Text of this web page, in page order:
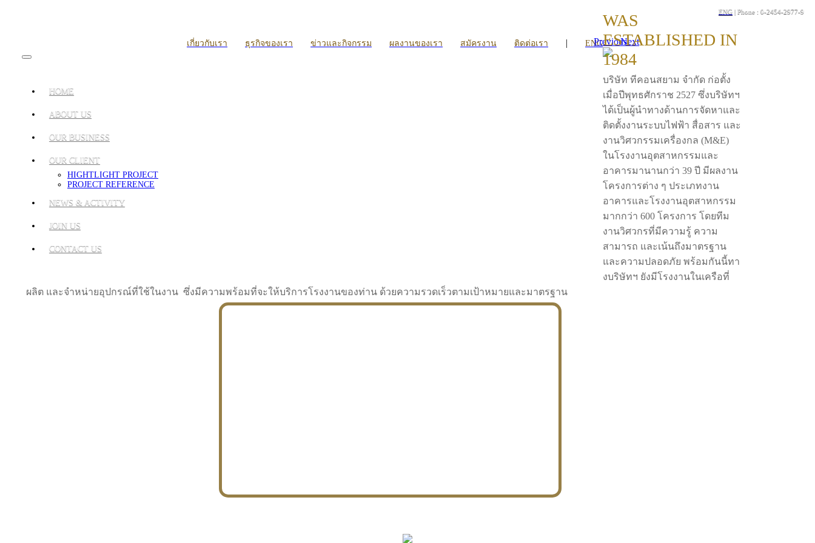
ENG | Phone : 0-2454-2977-9
เกี่ยวกับเรา ธุรกิจของเรา ข่าวและกิจกรรม ผลงานของเรา สมัครงาน ติดต่อเรา | ENG
HOME
ABOUT US
OUR BUSINESS
OUR CLIENT
HIGHTLIGHT PROJECT
PROJECT REFERENCE
NEWS & ACTIVITY
JOIN US
CONTACT US
PreviousNext
WAS
ESTABLISHED IN
1984
บริษัท ทีคอนสยาม จำกัด ก่อตั้ง
เมื่อปีพุทธศักราช 2527 ซึ่งบริษัทฯ
ได้เป็นผู้นำทางด้านการจัดหาและ
ติดตั้งงานระบบไฟฟ้า สื่อสาร และ
งานวิศวกรรมเครื่องกล (M&E)
ในโรงงานอุตสาหกรรมและ
อาคารมานานกว่า 39 ปี มีผลงาน
โครงการต่าง ๆ ประเภทงาน
อาคารและโรงงานอุตสาหกรรม
มากกว่า 600 โครงการ โดยทีม
งานวิศวกรที่มีความรู้ ความ
สามารถ และเน้นถึงมาตรฐาน
และความปลอดภัย พร้อมกันนี้ทา
งบริษัทฯ ยังมีโรงงานในเครือที่
ผลิต และจำหน่ายอุปกรณ์ที่ใช้ในงาน ซึ่งมีความพร้อมที่จะให้บริการโรงงานของท่าน ด้วยความรวดเร็วตามเป้าหมายและมาตรฐาน